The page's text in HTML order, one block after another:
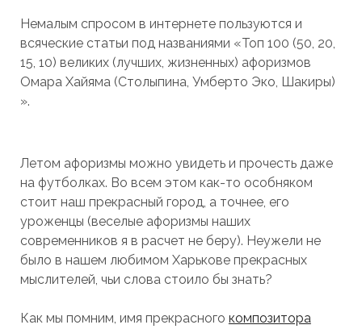
Немалым спросом в интернете пользуются и
всяческие статьи под названиями «Топ 100 (50, 20,
15, 10) великих (лучших, жизненных) афоризмов
Омара Хайяма (Столыпина, Умберто Эко, Шакиры)
».
Летом афоризмы можно увидеть и прочесть даже
на футболках. Во всем этом как-то особняком
стоит наш прекрасный город, а точнее, его
уроженцы (веселые афоризмы наших
современников я в расчет не беру). Неужели не
было в нашем любимом Харькове прекрасных
мыслителей, чьи слова стоило бы знать?
Как мы помним, имя прекрасного композитора